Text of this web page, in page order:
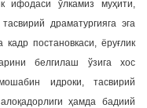
ифодаси ўлкамиз муҳити,
драматургияга эга
постановкаси, ёруғлик
белгилаш ўзига хос
идроки, тасвирий
ҳамда бадиий